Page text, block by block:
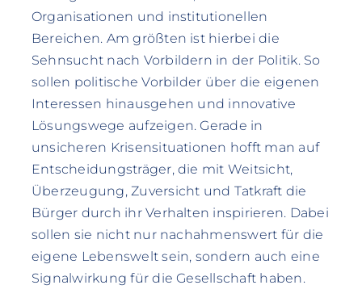
Organisationen und institutionellen
Bereichen. Am größten ist hierbei die
Sehnsucht nach Vorbildern in der Politik. So
sollen politische Vorbilder über die eigenen
Interessen hinausgehen und innovative
Lösungswege aufzeigen. Gerade in
unsicheren Krisensituationen hofft man auf
Entscheidungsträger, die mit Weitsicht,
Überzeugung, Zuversicht und Tatkraft die
Bürger durch ihr Verhalten inspirieren. Dabei
sollen sie nicht nur nachahmenswert für die
eigene Lebenswelt sein, sondern auch eine
Signalwirkung für die Gesellschaft haben.